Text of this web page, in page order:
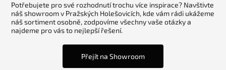
Potřebujete pro své rozhodnutí trochu více inspirace? Navštivte
náš showroom v Pražských Holešovicích, kde vám rádi ukážeme
náš sortiment osobně, zodpovíme všechny vaše otázky a
najdeme pro vás to nejlepší řešení.
Přejít na Showroom